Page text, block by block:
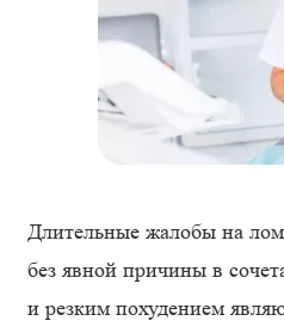
Длительные жалобы на
без явной причины в
и резким похудением